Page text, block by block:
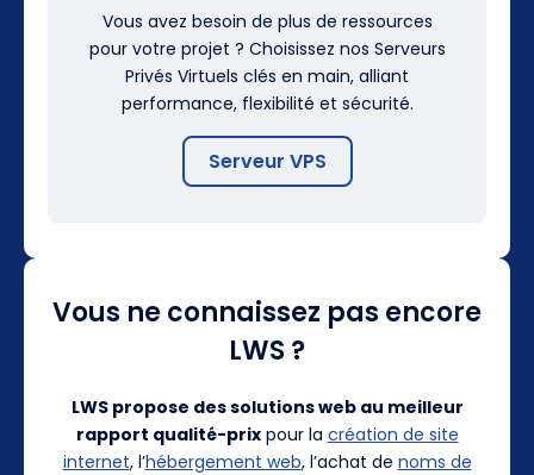
Vous avez besoin de plus de ressources
pour votre projet ? Choisissez nos Serveurs
Privés Virtuels clés en main, alliant
performance, flexibilité et sécurité.
Serveur VPS
Vous ne connaissez pas encore
LWS ?
LWS propose des solutions web au meilleur
rapport qualité-prixpour la création de site
internet, l’hébergement web, l’achat de noms de